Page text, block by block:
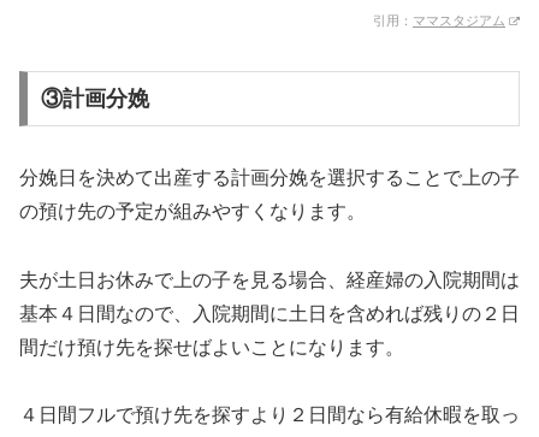
引用： ママスタジアム
③計画分娩
分娩日を決めて出産する計画分娩を選択することで上の子
の預け先の予定が組みやすくなります。
夫が土日お休みで上の子を見る場合、経産婦の入院期間は
基本４日間なので、入院期間に土日を含めれば残りの２日
間だけ預け先を探せばよいことになります。
４日間フルで預け先を探すより２日間なら有給休暇を取っ